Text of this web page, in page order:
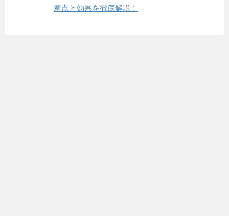
意点と効果を徹底解説！